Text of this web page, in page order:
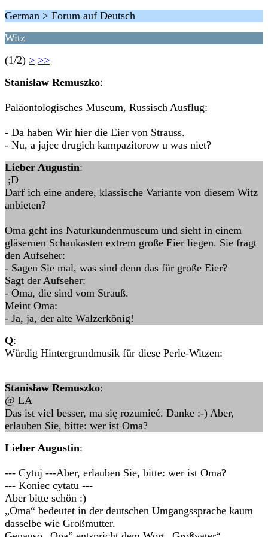
German > Forum auf Deutsch
Witz
(1/2) > >>
Stanisław Remuszko:
Paläontologisches Museum, Russisch Ausflug:
- Da haben Wir hier die Eier von Strauss.
- Nu, a jajec drugich kampazitorow u was niet?
Lieber Augustin:
;D
Darf ich eine andere, klassische Variante von diesem Witz
anbieten?
Oma geht ins Naturkundenmuseum und sieht in einem
gläsernen Schaukasten extrem große Eier liegen. Sie fragt
den Aufseher:
- Sagen Sie mal, was sind denn das für große Eier?
Sagt der Aufseher:
- Oma, die sind vom Strauß.
Meint Oma:
- Ja, ja, der alte Walzerkönig!
Q:
Würdig Hintergrundmusik für diese Perle-Witzen:
Stanisław Remuszko:
@ LA
Das ist viel besser, ma się rozumieć. Danke :-) Aber,
erlauben Sie, bitte: wer ist Oma?
Lieber Augustin:
--- Cytuj ---Aber, erlauben Sie, bitte: wer ist Oma?
--- Koniec cytatu ---
Aber bitte schön :)
„Oma“ bedeutet in der deutschen Umgangssprache kaum
dasselbe wie Großmutter.